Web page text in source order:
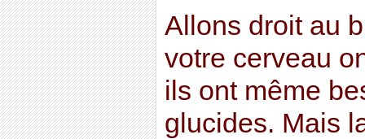
Allons droit au
votre cerveau
ils ont même
glucides. Mais